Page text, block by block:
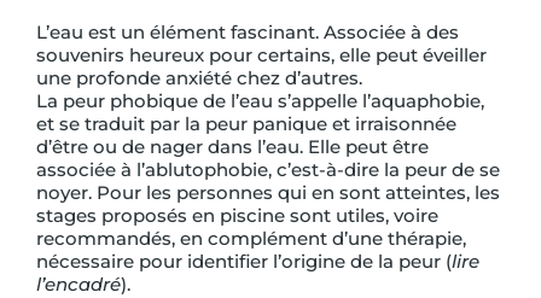
L’eau est un élément fascinant. Associée à des
souvenirs heureux pour certains, elle peut éveiller
une profonde anxiété chez d’autres.
La peur phobique de l’eau s’appelle l’aquaphobie,
et se traduit par la peur panique et irraisonnée
d’être ou de nager dans l’eau. Elle peut être
associée à l’ablutophobie, c’est-à-dire la peur de se
noyer. Pour les personnes qui en sont atteintes, les
stages proposés en piscine sont utiles, voire
recommandés, en complément d’une thérapie,
nécessaire pour identifier l’origine de la peur (lire
l’encadré).